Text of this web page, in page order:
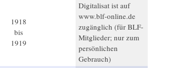
1918
bis
1919
Digitalisat ist auf
www.blf-online.de
zugänglich (für BLF-
Mitglieder; nur zum
persönlichen
Gebrauch)